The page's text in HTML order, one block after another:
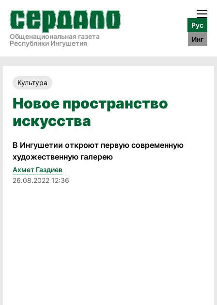
Общенациональная газета
Республики Ингушетия
Рус
Инг
Культура
Новое пространство
искусства
В Ингушетии откроют первую современную
художественную галерею
Ахмет Газдиев
26.08.2022 12:36